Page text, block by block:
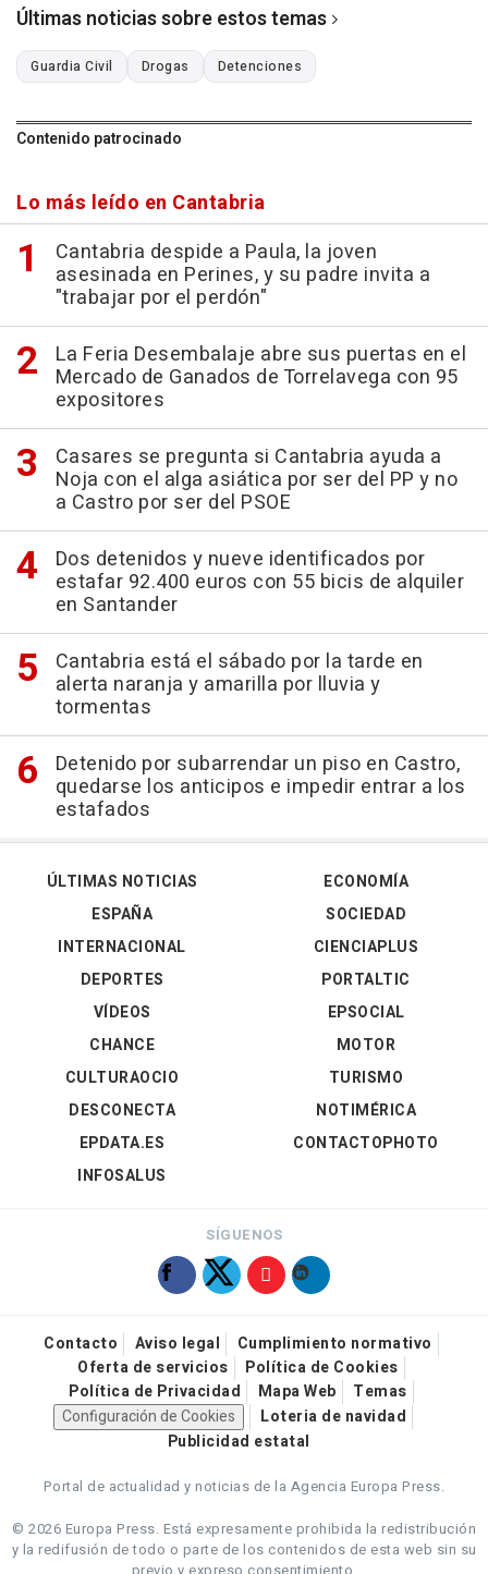
Últimas noticias sobre estos temas
Guardia Civil Drogas Detenciones
Contenido patrocinado
Lo más leído en Cantabria
Cantabria despide a Paula, la joven
asesinada en Perines, y su padre invita a
"trabajar por el perdón"
La Feria Desembalaje abre sus puertas en el
Mercado de Ganados de Torrelavega con 95
expositores
Casares se pregunta si Cantabria ayuda a
Noja con el alga asiática por ser del PP y no
a Castro por ser del PSOE
Dos detenidos y nueve identificados por
estafar 92.400 euros con 55 bicis de alquiler
en Santander
Cantabria está el sábado por la tarde en
alerta naranja y amarilla por lluvia y
tormentas
Detenido por subarrendar un piso en Castro,
quedarse los anticipos e impedir entrar a los
estafados
ÚLTIMAS NOTICIAS
ESPAÑA
INTERNACIONAL
DEPORTES
VÍDEOS
ECONOMÍA
SOCIEDAD
CIENCIAPLUS
PORTALTIC
EPSOCIAL
CHANCE
CULTURAOCIO
DESCONECTA
EPDATA.ES
INFOSALUS
MOTOR
TURISMO
NOTIMÉRICA
CONTACTOPHOTO
SÍGUENOS
Contacto Aviso legal
Cumplimiento normativo
Oferta de servicios
Política de Cookies
Política de Privacidad
Mapa Web
Temas
Configuración de Cookies
Loteria de navidad
Publicidad estatal
Portal de actualidad y noticias de la Agencia Europa Press.
© 2026 Europa Press. Está expresamente prohibida la redistribución
y la redifusión de todo o parte de los contenidos de esta web sin su
previo y expreso consentimiento.